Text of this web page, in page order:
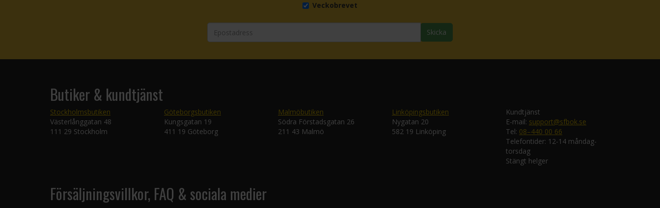
Veckobrevet
Skicka
Butiker & kundtjänst
Stockholmsbutiken
Västerlånggatan 48
111 29 Stockholm
Göteborgsbutiken
Kungsgatan 19
411 19 Göteborg
Malmöbutiken
Södra Förstadsgatan 26
211 43 Malmö
Linköpingsbutiken
Nygatan 20
582 19 Linköping
Kundtjänst
E-mail: support@sfbok.se
Tel: 08–440 00 66
Telefontider: 12-14 måndag-
torsdag
Stängt helger
Försäljningsvillkor, FAQ & sociala medier